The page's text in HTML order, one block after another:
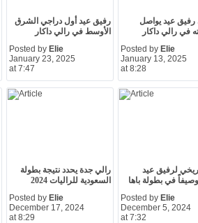
رفيق عيد أول دراجي الشرق
الأوسط في رالي داكار
Posted by Elie
January 23, 2025
at 7:47
رفيق عيد يواصل
في رالي داكار
Posted by Elie
January 13, 2025
at 8:28
رالي جدة يحدد نتيجة بطولة
السعودية للراليات 2024
Posted by Elie
December 17, 2024
at 8:29
لرفيق عيد
في بطولة باها
Posted by Elie
December 5, 2024
at 7:32